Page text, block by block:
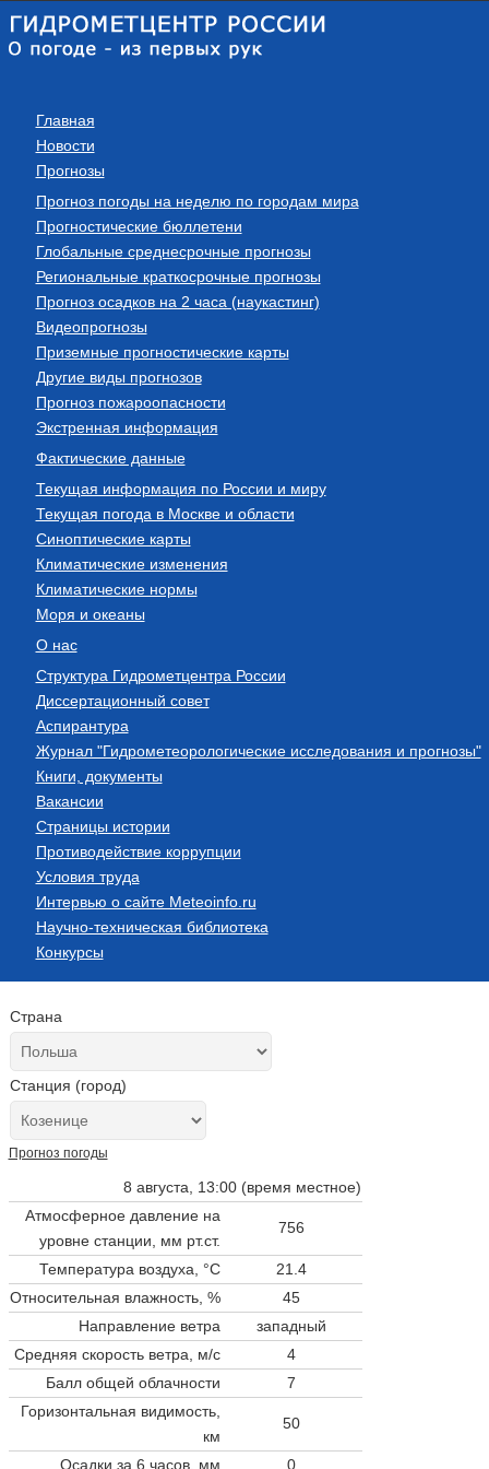
Главная
Новости
Прогнозы
Прогноз погоды на неделю по городам мира
Прогностические бюллетени
Глобальные среднесрочные прогнозы
Региональные краткосрочные прогнозы
Прогноз осадков на 2 часа (наукастинг)
Видеопрогнозы
Приземные прогностические карты
Другие виды прогнозов
Прогноз пожароопасности
Экстренная информация
Фактические данные
Текущая информация по России и миру
Текущая погода в Москве и области
Синоптические карты
Климатические изменения
Климатические нормы
Моря и океаны
О нас
Структура Гидрометцентра России
Диссертационный совет
Аспирантура
Журнал "Гидрометеорологические исследования и прогнозы"
Книги, документы
Вакансии
Страницы истории
Противодействие коррупции
Условия труда
Интервью о сайте Meteoinfo.ru
Научно-техническая библиотека
Конкурсы
Страна
Станция (город)
Прогноз погоды
8 августа, 13:00 (время местное)
Атмосферное давление на
уровне станции, мм рт.ст.
756
Температура воздуха, °C
21.4
Относительная влажность, %
45
Направление ветра
западный
Средняя скорость ветра, м/с
4
Балл общей облачности
7
Горизонтальная видимость,
км
50
Осадки за 6 часов, мм 0